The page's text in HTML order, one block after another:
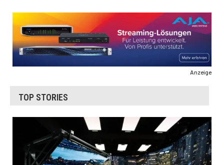
Anzeige
TOP STORIES